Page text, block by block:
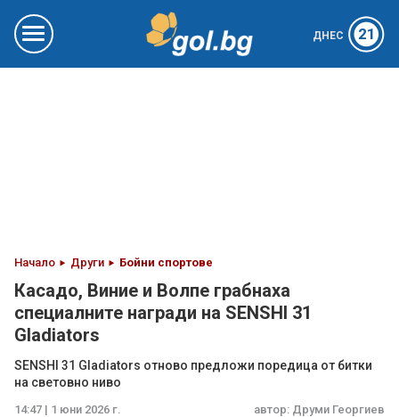
ДНЕС 21
Начало Други Бойни спортове
Касадо, Виние и Волпе грабнаха
специалните награди на SENSHI 31
Glаdiators
SENSHI 31 Gladiators отново предложи поредица от битки
на световно ниво
14:47 | 1 юни 2026 г. автор: Друми Георгиев